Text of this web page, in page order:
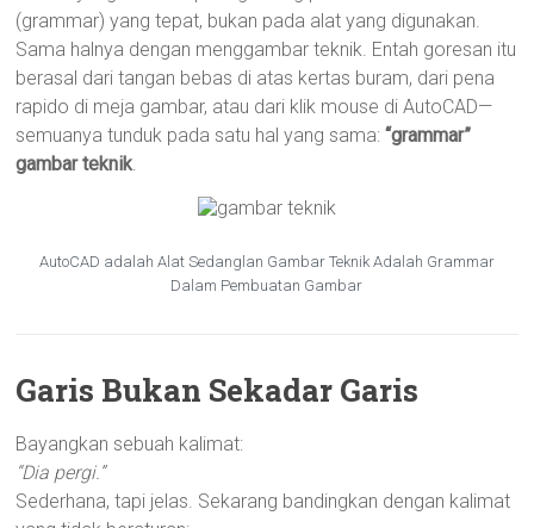
Gambar
Teknik
Mesin,
Arsitektur
dan
Interior,
Surabaya,
(grammar) yang tepat, bukan pada alat yang digunakan.
Sama halnya dengan menggambar teknik. Entah goresan itu
berasal dari tangan bebas di atas kertas buram, dari pena
rapido di meja gambar, atau dari klik mouse di AutoCAD—
semuanya tunduk pada satu hal yang sama:“grammar”
gambar teknik.
AutoCAD adalah Alat Sedanglan Gambar Teknik Adalah Grammar
Dalam Pembuatan Gambar
Garis Bukan Sekadar Garis
Bayangkan sebuah kalimat:
“Dia pergi.”
Sederhana, tapi jelas. Sekarang bandingkan dengan kalimat